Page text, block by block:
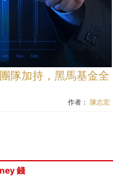
隊加持，黑馬基金全
作者： 陳志宏
錢